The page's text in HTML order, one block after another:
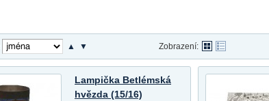
▲ ▼ Zobrazení:
Lampička Betlémská
hvězda (15/16)